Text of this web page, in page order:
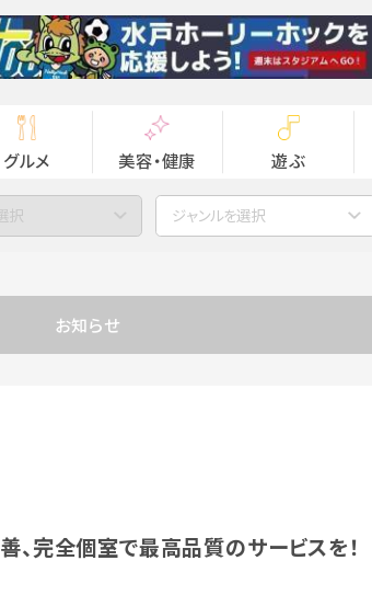
グルメ 美容・健康 遊ぶ
択 ジャンルを選択
お知らせ
、完全個室で最高品質のサービスを！